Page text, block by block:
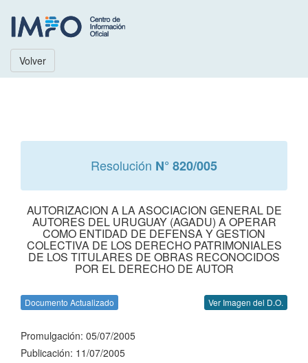
Volver
Resolución N° 820/005
AUTORIZACION A LA ASOCIACION GENERAL DE
AUTORES DEL URUGUAY (AGADU) A OPERAR
COMO ENTIDAD DE DEFENSA Y GESTION
COLECTIVA DE LOS DERECHO PATRIMONIALES
DE LOS TITULARES DE OBRAS RECONOCIDOS
POR EL DERECHO DE AUTOR
Documento Actualizado Ver Imagen del D.O.
Promulgación: 05/07/2005
Publicación: 11/07/2005